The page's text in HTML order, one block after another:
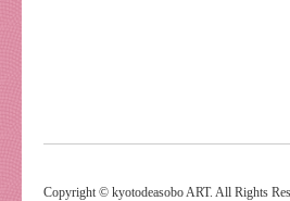
Copyright © kyotodeasobo ART. All Rights